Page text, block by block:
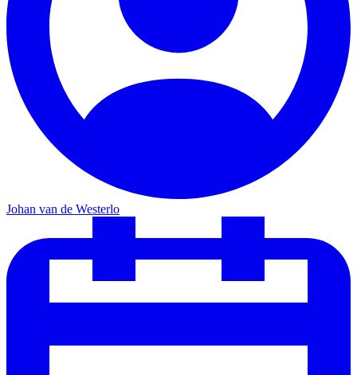
Johan van de Westerlo